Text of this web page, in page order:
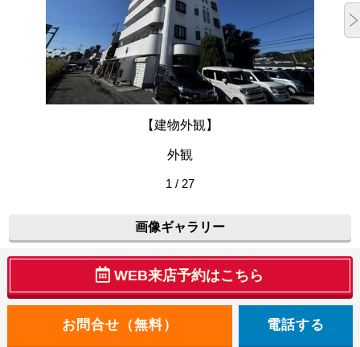
【建物外観】
外観
1 / 27
画像ギャラリー
WEB来店予約はこちら
電話する